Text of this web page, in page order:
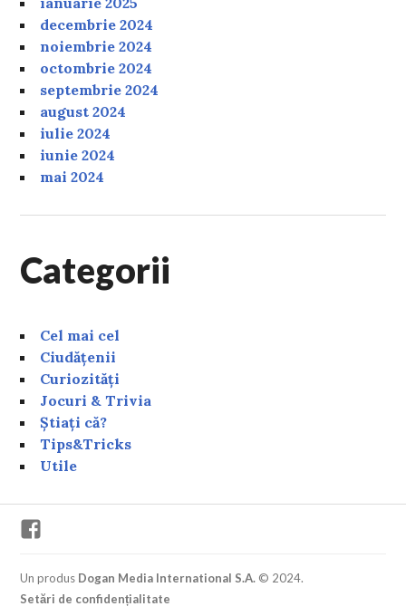
decembrie 2024
noiembrie 2024
octombrie 2024
septembrie 2024
august 2024
iulie 2024
iunie 2024
mai 2024
Categorii
Cel mai cel
Ciudățenii
Curiozități
Jocuri & Trivia
Știați că?
Tips&Tricks
Utile
Un produs Dogan Media International S.A. © 2024.
Setări de confidențialitate